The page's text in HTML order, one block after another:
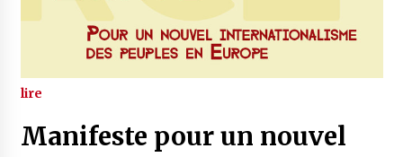
lire
Manifeste pour un nouvel